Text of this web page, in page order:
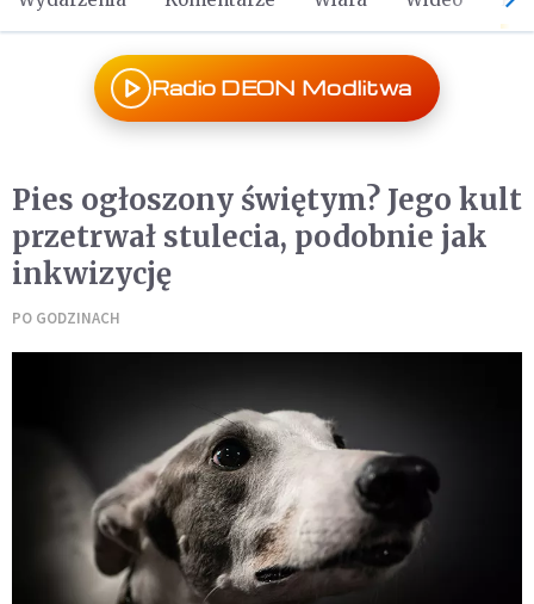
Radio DEON Modlitwa
Pies ogłoszony świętym? Jego kult
przetrwał stulecia, podobnie jak
inkwizycję
PO GODZINACH